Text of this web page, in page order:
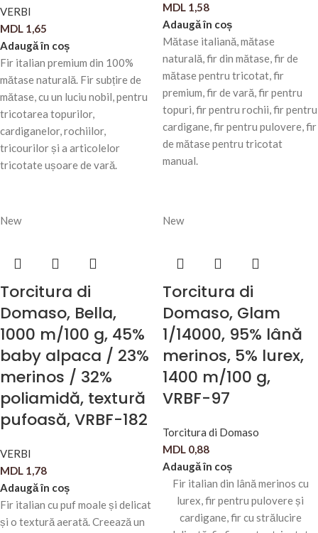
VERBI
MDL 1,65
Adaugă în coș
Fir italian premium din 100%
mătase naturală. Fir subțire de
mătase, cu un luciu nobil, pentru
tricotarea topurilor,
cardiganelor, rochiilor,
tricourilor și a articolelor
tricotate ușoare de vară.
MDL 1,58
Adaugă în coș
Mătase italiană, mătase
naturală, fir din mătase, fir de
mătase pentru tricotat, fir
premium, fir de vară, fir pentru
topuri, fir pentru rochii, fir pentru
cardigane, fir pentru pulovere, fir
de mătase pentru tricotat
manual.
New
Torcitura di
Domaso, Bella,
1000 m/100 g, 45%
baby alpaca / 23%
merinos / 32%
poliamidă, textură
pufoasă, VRBF-182
VERBI
MDL 1,78
Adaugă în coș
Fir italian cu puf moale și delicat
și o textură aerată. Creează un
New
Torcitura di
Domaso, Glam
1/14000, 95% lână
merinos, 5% lurex,
1400 m/100 g,
VRBF-97
Torcitura di Domaso
MDL 0,88
Adaugă în coș
Fir italian din lână merinos cu
lurex, fir pentru pulovere și
cardigane, fir cu strălucire